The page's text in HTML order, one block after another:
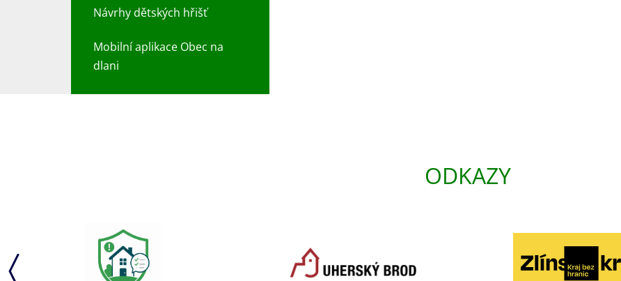
Návrhy dětských hřišť
Mobilní aplikace Obec na
dlani
ODKAZY